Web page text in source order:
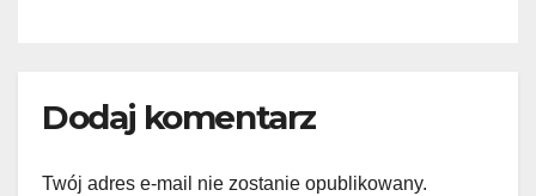
Dodaj komentarz
Twój adres e-mail nie zostanie opublikowany.